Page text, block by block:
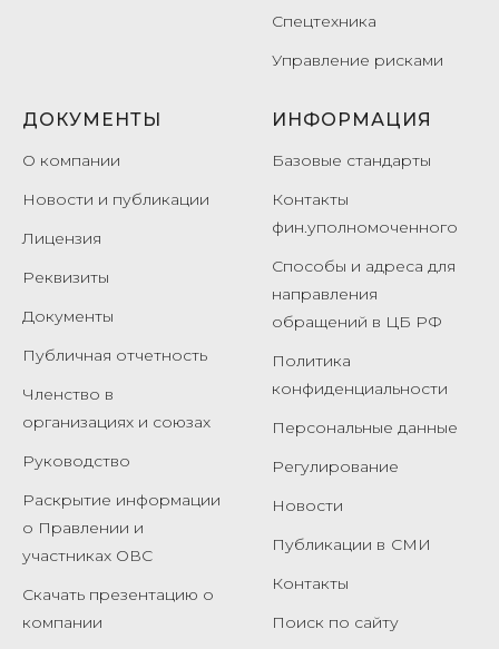
Спецтехника
Управление рисками
ДОКУМЕНТЫ
О компании
Новости и публикации
Лицензия
Реквизиты
Документы
Публичная отчетность
Членство в
организациях и союзах
Руководство
Раскрытие информации
о Правлении и
участниках ОВС
Скачать презентацию о
компании
ИНФОРМАЦИЯ
Базовые стандарты
Контакты
фин.уполномоченного
Способы и адреса для
направления
обращений в ЦБ РФ
Политика
конфиденциальности
Персональные данные
Регулирование
Новости
Публикации в СМИ
Контакты
Поиск по сайту